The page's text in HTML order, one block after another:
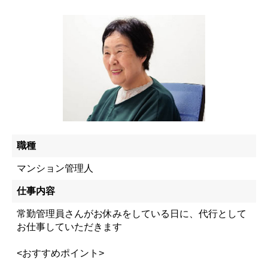
職種
マンション管理人
仕事内容
常勤管理員さんがお休みをしている日に、代行として
お仕事していただきます
<おすすめポイント>